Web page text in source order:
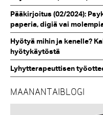
Pääkirjoitus (02/2024):
paperia, digiä vai
Hyötyä mihin ja kenelle?
hyötykäytöstä
Lyhytterapeuttisen
MAANANTAIBLOGI